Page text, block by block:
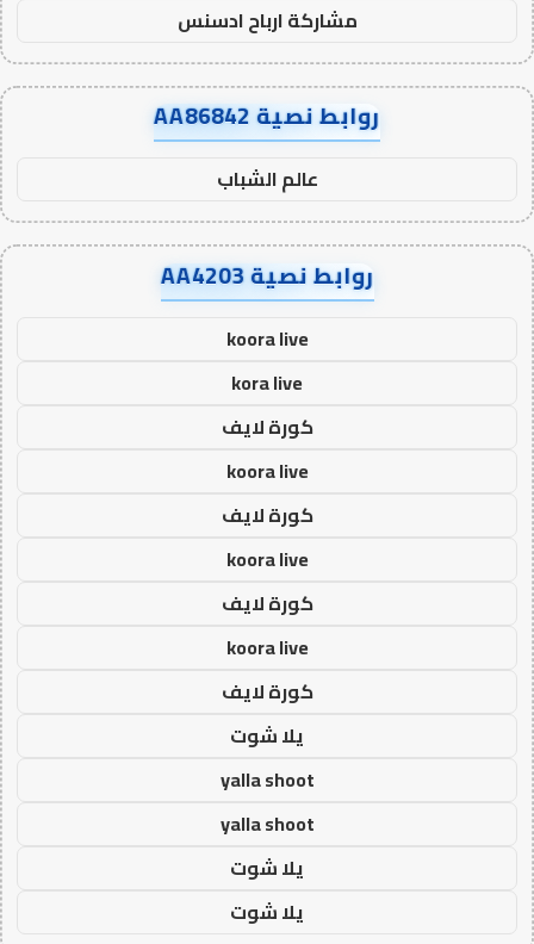
مشاركة ارباح ادسنس
روابط نصية AA86842
عالم الشباب
روابط نصية AA4203
koora live
kora live
كورة لايف
koora live
كورة لايف
koora live
كورة لايف
koora live
كورة لايف
يلا شوت
yalla shoot
yalla shoot
يلا شوت
يلا شوت